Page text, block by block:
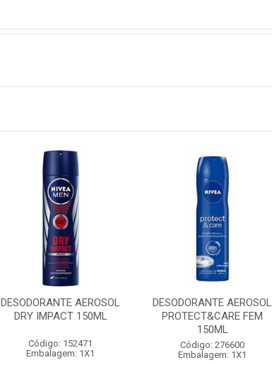
DESODORANTE AEROSOL
DRY IMPACT 150ML
Código: 152471
Embalagem: 1X1
DESODORANTE AEROSOL
PROTECT&CARE FEM
150ML
Código: 276600
Embalagem: 1X1